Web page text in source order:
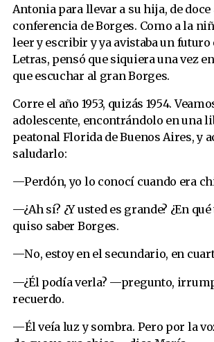
Antonia para llevar a su hija, de doce
conferencia de Borges. Como a la
leer y escribir y ya avistaba un futuro
Letras, pensó que siquiera una vez
que escuchar al gran Borges.
Corre el año 1953, quizás 1954.
adolescente, encontrándolo en una
peatonal Florida de Buenos Aires, y
saludarlo:
—Perdón, yo lo conocí cuando era
—¿Ah sí? ¿Y usted es grande? ¿En
quiso saber Borges.
—No, estoy en el secundario, en
—¿Él podía verla? —pregunto,
recuerdo.
—Él veía luz y sombra. Pero por la